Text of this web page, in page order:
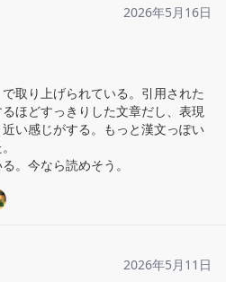
2026年5月16日
取り上げられている。引用された
ほどすっきりした文章だし、表現
い感じがする。もっと漢文っぽい
。今なら読めそう。
2026年5月11日